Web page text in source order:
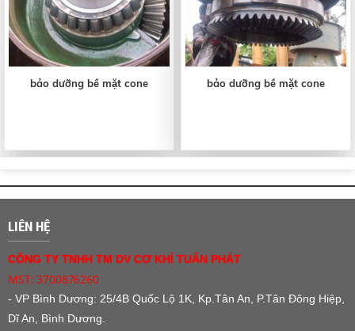
bảo dưỡng bề mặt cone bảo dưỡng bề mặt cone
LIÊN HỆ
CÔNG TY TNHH TM DV CƠ KHÍ TUẤN PHÁT
MST: 3700876260
- VP Bình Dương: 25/4B Quốc Lộ 1K, Kp.Tân An, P.Tân Đông Hiệp,
Dĩ An, Bình Dương.